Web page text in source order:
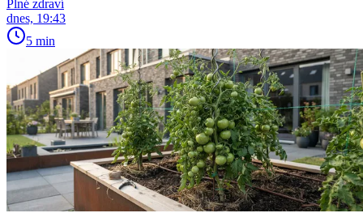
Plné zdraví
dnes, 19:43
5 min